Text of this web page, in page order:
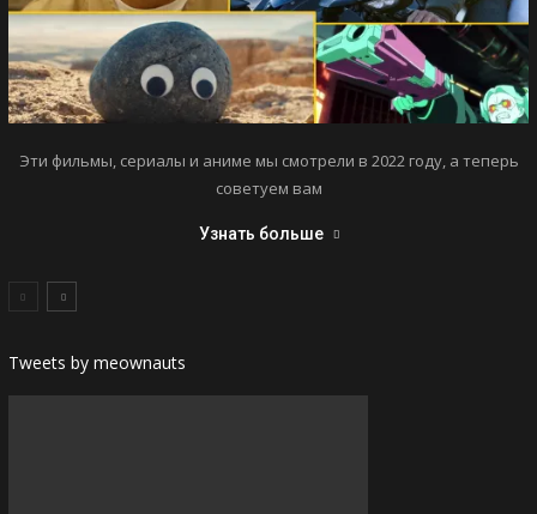
Эти фильмы, сериалы и аниме мы смотрели в 2022 году, а теперь
советуем вам
Узнать больше
Tweets by meownauts